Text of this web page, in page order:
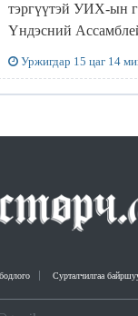
тэргүүтэй УИХ-ын
Үндэсний
Уржигдар 15 цаг 14
Сурталчилгаа